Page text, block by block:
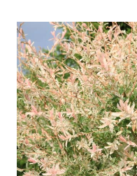
l
’
a
r
t